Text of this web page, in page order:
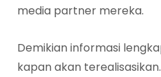
media partner mereka.
Demikian informasi
kapan akan